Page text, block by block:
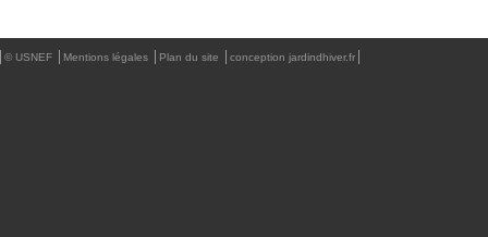
© USNEF Mentions légales Plan du site conception jardindhiver.fr